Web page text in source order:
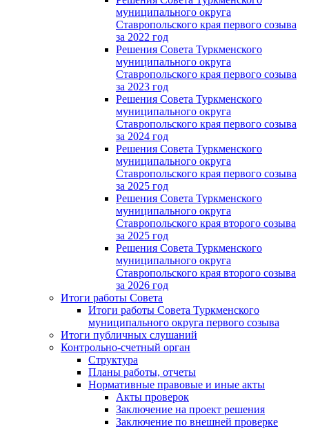
муниципального округа
Ставропольского края первого созыва
за 2022 год
Решения Совета Туркменского
муниципального округа
Ставропольского края первого созыва
за 2023 год
Решения Совета Туркменского
муниципального округа
Ставропольского края первого созыва
за 2024 год
Решения Совета Туркменского
муниципального округа
Ставропольского края первого созыва
за 2025 год
Решения Совета Туркменского
муниципального округа
Ставропольского края второго созыва
за 2025 год
Решения Совета Туркменского
муниципального округа
Ставропольского края второго созыва
за 2026 год
Итоги работы Совета
Итоги работы Совета Туркменского
муниципального округа первого созыва
Итоги публичных слушаний
Контрольно-счетный орган
Структура
Планы работы, отчеты
Нормативные правовые и иные акты
Акты проверок
Заключение на проект решения
Заключение по внешней проверке